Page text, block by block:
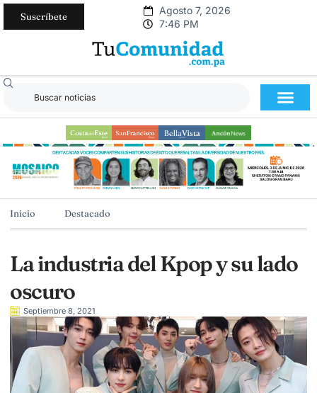
Suscríbete
Agosto 7, 2026
7:46 PM
Inicio Destacado
La industria del Kpop y su lado
oscuro
Septiembre 8, 2021